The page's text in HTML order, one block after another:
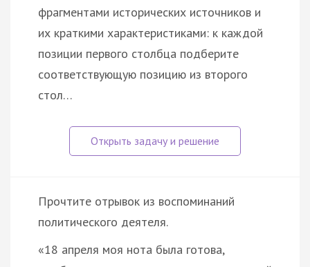
фрагментами исторических источников и
их краткими характеристиками: к каждой
позиции первого столбца подберите
соответствующую позицию из второго
стол…
Прочтите отрывок из воспоминаний
политического деятеля.
«18 апреля моя нота была готова,